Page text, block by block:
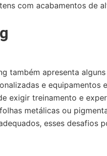
com acabamentos de
também apresenta
e
exigir treinamento e
metálicas ou
esses